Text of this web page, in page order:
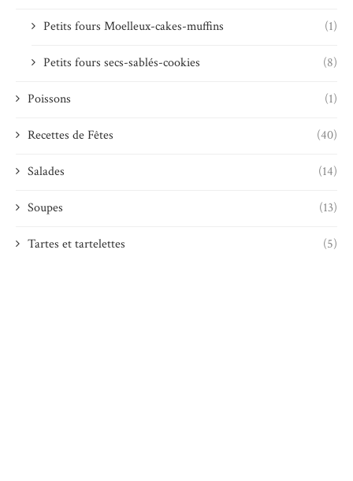
Petits fours Moelleux-cakes-muffins (1)
Petits fours secs-sablés-cookies (8)
Poissons (1)
Recettes de Fêtes (40)
Salades (14)
Soupes (13)
Tartes et tartelettes (5)